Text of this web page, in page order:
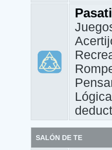
Lógica
SALÓN DE TE